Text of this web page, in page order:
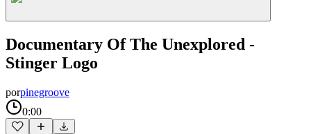
Documentary Of The Unexplored -
Stinger Logo
porpinegroove
0:00